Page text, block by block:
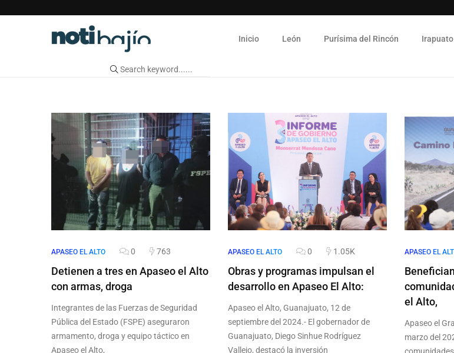
Inicio León Purísima del Rincón Irapuato
APASEO EL ALTO 0 763
Detienen a tres en Apaseo el Alto
con armas, droga
Integrantes de las Fuerzas de Seguridad
Pública del Estado (FSPE) aseguraron
armamento, droga y equipo táctico en
Apaseo el Alto,
APASEO EL ALTO 0 1.05K
Obras y programas impulsan el
desarrollo en Apaseo El Alto:
Apaseo el Alto, Guanajuato, 12 de
septiembre del 2024.- El gobernador de
Guanajuato, Diego Sinhue Rodríguez
Vallejo, destacó la inversión
APASEO EL
el Alto,
Apaseo el
marzo del